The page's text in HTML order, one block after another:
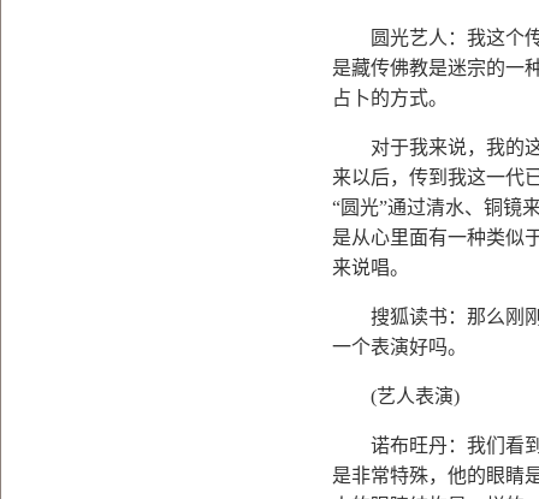
圆光艺人：我这个传
是藏传佛教是迷宗的一
占卜的方式。
对于我来说，我的这
来以后，传到我这一代
“圆光”通过清水、铜镜
是从心里面有一种类似
来说唱。
搜狐读书：那么刚刚
一个表演好吗。
(艺人表演)
诺布旺丹：我们看到
是非常特殊，他的眼睛